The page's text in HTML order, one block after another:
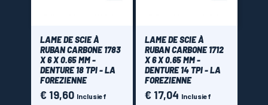
LAME DE SCIE À
RUBAN CARBONE 1783
X 6 X 0.65 MM -
DENTURE 18 TPI - LA
FOREZIENNE
Prijs
€ 19,60 Inclusief
LAME DE SCIE À
RUBAN CARBONE 1712
X 6 X 0.65 MM -
DENTURE 14 TPI - LA
FOREZIENNE
Prijs
€ 17,04 Inclusief